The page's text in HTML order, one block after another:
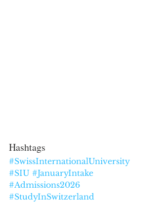
Hashtags
#SwissInternationalUniversity
#SIU #JanuaryIntake
#Admissions2026
#StudyInSwitzerland